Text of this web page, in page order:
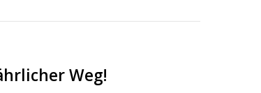
Weg!